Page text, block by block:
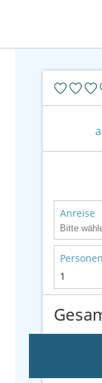
Anreise
Personen
1